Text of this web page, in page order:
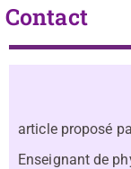
Contact
article proposé
Enseignant de